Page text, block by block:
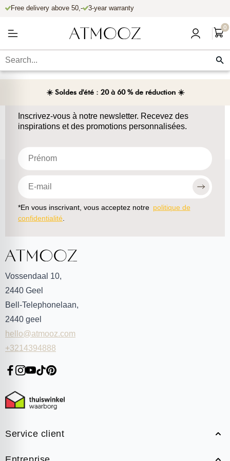
et passer au contenu
Free delivery above 50,- 3-year warranty
0
☀️ Soldes d'été : 20 à 60 % de réduction ☀️
Inscrivez-vous à notre newsletter. Recevez des
inspirations et des promotions personnalisées.
*En vous inscrivant, vous acceptez notre politique de
confidentialité
Vossendaal 10,
2440 Geel
Bell-Telephonelaan,
2440 geel
hello@atmooz.com
+3214394888
Service client